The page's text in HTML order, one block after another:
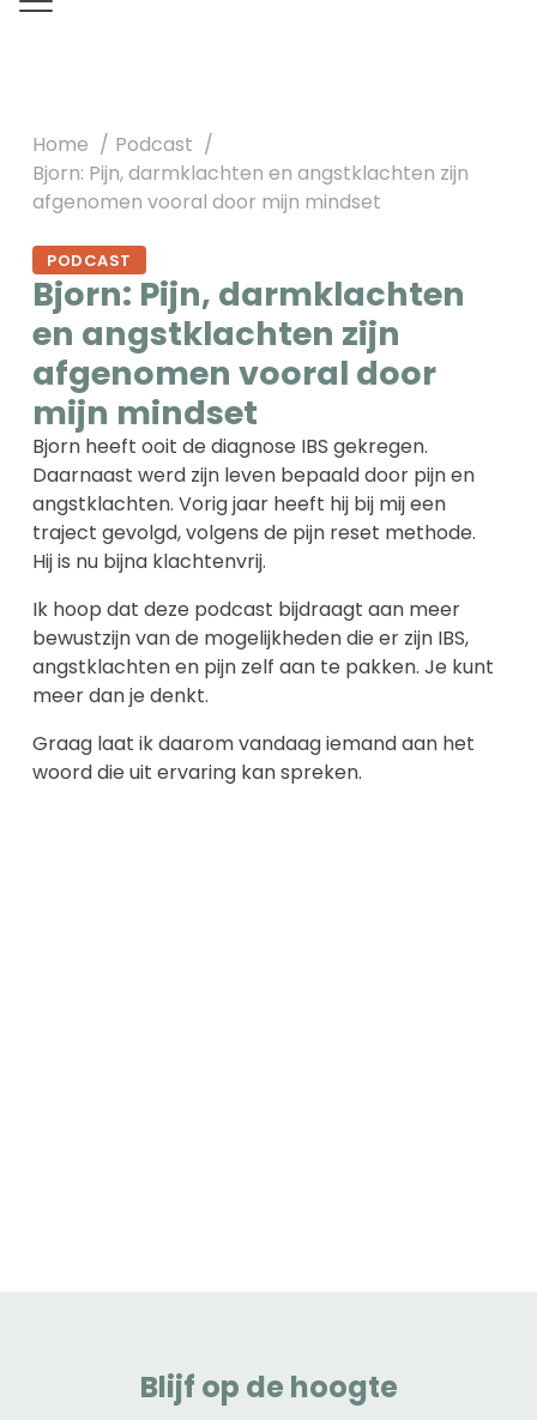
Home
Podcast
Bjorn: Pijn, darmklachten en angstklachten zijn
afgenomen vooral door mijn mindset
PODCAST
Bjorn: Pijn, darmklachten
en angstklachten zijn
afgenomen vooral door
mijn mindset
Bjorn heeft ooit de diagnose IBS gekregen.
Daarnaast werd zijn leven bepaald door pijn en
angstklachten. Vorig jaar heeft hij bij mij een
traject gevolgd, volgens de pijn reset methode.
Hij is nu bijna klachtenvrij.
Ik hoop dat deze podcast bijdraagt aan meer
bewustzijn van de mogelijkheden die er zijn IBS,
angstklachten en pijn zelf aan te pakken. Je kunt
meer dan je denkt.
Graag laat ik daarom vandaag iemand aan het
woord die uit ervaring kan spreken.
Blijf op de hoogte